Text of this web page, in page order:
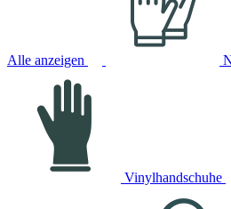
Alle anzeigen
Vinylhandschuhe